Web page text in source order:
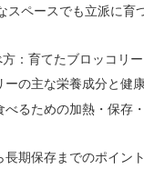
スペースでも立派に育
：育てたブロッコリ
ーの主な栄養成分と健
べるための加熱・保存
長期保存までのポイント